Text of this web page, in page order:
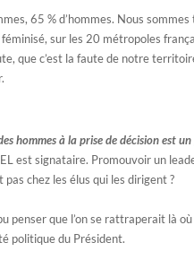
65 % d’hommes. Nous
sur les 20 métropoles
que c’est la faute de notre
hommes à la prise de décision est
est signataire. Promouvoir un
chez les élus qui les dirigent ?
que l’on se rattraperait là
politique du Président.